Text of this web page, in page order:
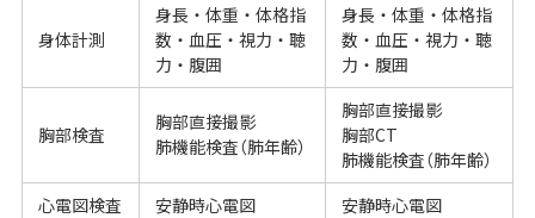
身体計測
身長・体重・体格指
数・血圧・視力・聴
力・腹囲
身長・体重・体格指
数・血圧・視力・聴
力・腹囲
胸部検査
胸部直接撮影
肺機能検査（肺年齢）
胸部直接撮影
胸部CT
肺機能検査（肺年齢）
心電図検査
安静時心電図 安静時心電図